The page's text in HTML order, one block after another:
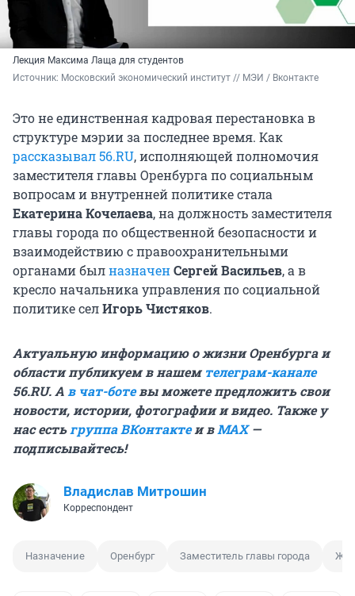
Лекция Максима Лаща для студентов
Источник: Московский экономический институт // МЭИ / Вконтакте
Это не единственная кадровая перестановка в
структуре мэрии за последнее время. Как
рассказывал 56.RU,исполняющей полномочия
заместителя главы Оренбурга по социальным
вопросам и внутренней политике стала
Екатерина Кочелаева, на должность заместителя
главы города по общественной безопасности и
взаимодействию с правоохранительными
органами былназначенСергей Васильев, а в
кресло начальника управления по социальной
политике селИгорь Чистяков.
Актуальную информацию о жизни Оренбурга и
области публикуем в нашем телеграм-канале
56.RU. Ав чат-ботевы можете предложить свои
новости, истории, фотографии и видео. Также у
нас естьгруппа ВКонтактеи вMAX—
подписывайтесь!
Владислав Митрошин
Корреспондент
Назначение Оренбург Заместитель главы города